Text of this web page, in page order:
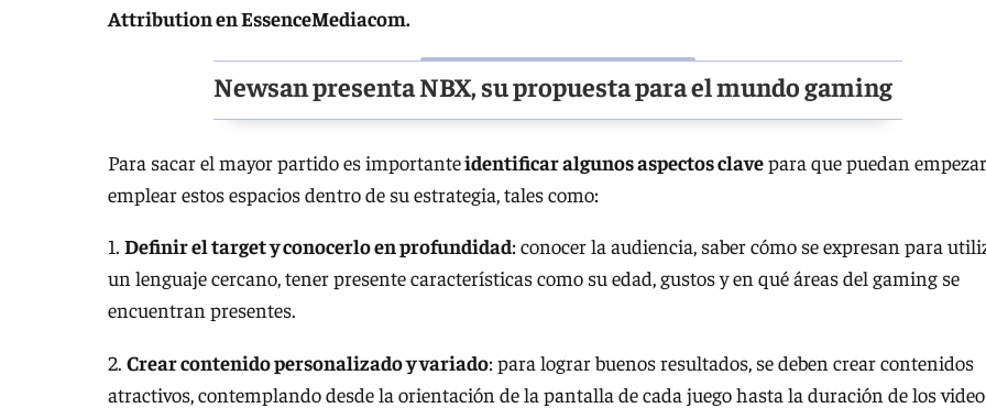
Attribution en EssenceMediacom.
Newsan presenta NBX, su propuesta para el mundo gaming
Para sacar el mayor partido es importanteidentificar algunos aspectos clavepara que puedan
emplear estos espacios dentro de su estrategia, tales como:
1. Definir el target y conocerlo en profundidad: conocer la audiencia, saber cómo se expresan para
un lenguaje cercano, tener presente características como su edad, gustos y en qué áreas del gaming se
encuentran presentes.
2. Crear contenido personalizado y variado: para lograr buenos resultados, se deben crear contenidos
atractivos, contemplando desde la orientación de la pantalla de cada juego hasta la duración de los